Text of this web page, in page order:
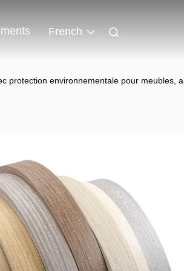
French
protection environnementale pour meubles,